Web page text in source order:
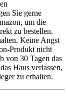
Sie gerne
um die
zu bestellen.
Keine Angst
Produkt nicht
von 30 Tagen das
Haus verlassen,
zu erhalten.